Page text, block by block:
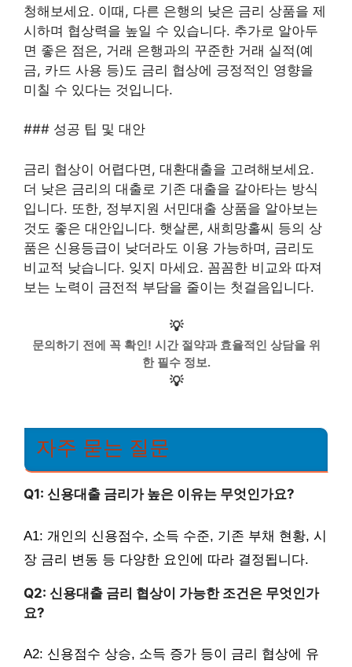
청해보세요. 이때, 다른 은행의 낮은 금리 상품을 제
시하며 협상력을 높일 수 있습니다. 추가로 알아두
면 좋은 점은, 거래 은행과의 꾸준한 거래 실적(예
금, 카드 사용 등)도 금리 협상에 긍정적인 영향을
미칠 수 있다는 것입니다.
### 성공 팁 및 대안
금리 협상이 어렵다면, 대환대출을 고려해보세요.
더 낮은 금리의 대출로 기존 대출을 갈아타는 방식
입니다. 또한, 정부지원 서민대출 상품을 알아보는
것도 좋은 대안입니다. 햇살론, 새희망홀씨 등의 상
품은 신용등급이 낮더라도 이용 가능하며, 금리도
비교적 낮습니다. 잊지 마세요. 꼼꼼한 비교와 따져
보는 노력이 금전적 부담을 줄이는 첫걸음입니다.
💡
문의하기 전에 꼭 확인! 시간 절약과 효율적인 상담을 위
한 필수 정보.
💡
자주 묻는 질문
Q1: 신용대출 금리가 높은 이유는 무엇인가요?
A1: 개인의 신용점수, 소득 수준, 기존 부채 현황, 시
장 금리 변동 등 다양한 요인에 따라 결정됩니다.
Q2: 신용대출 금리 협상이 가능한 조건은 무엇인가
요?
A2: 신용점수 상승, 소득 증가 등이 금리 협상에 유